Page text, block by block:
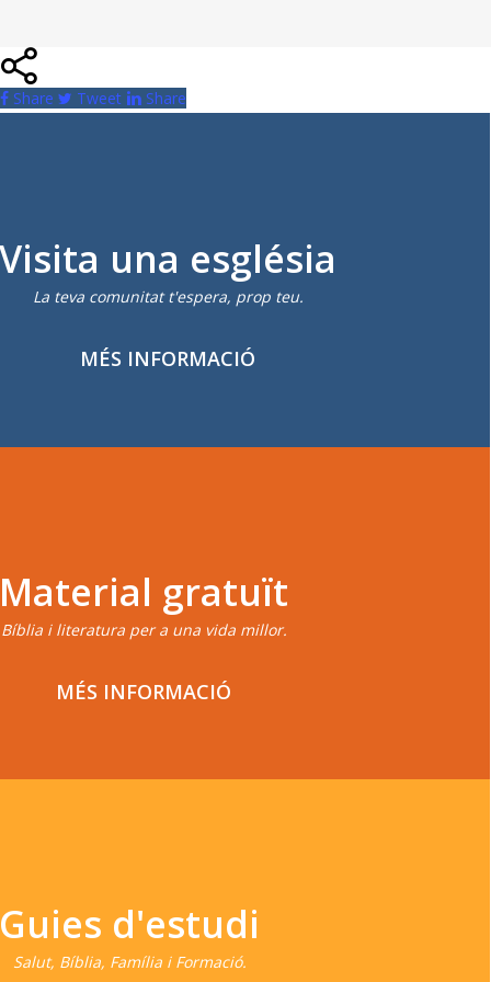
Share Tweet Share
Visita una església
La teva comunitat t'espera, prop teu.
MÉS INFORMACIÓ
Material gratuït
Bíblia i literatura per a una vida millor.
MÉS INFORMACIÓ
Guies d'estudi
Salut, Bíblia, Família i Formació.